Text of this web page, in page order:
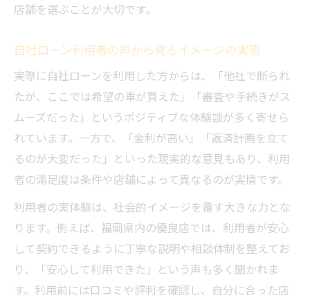
絶対通るは本当？自社ローン審査の真実
恥ずかしいと感じる心理と偏見克服のヒント
自社ローンが恥ずかしいと感じる理由を分
析
社会的偏見に負けない自社ローン活用の心
自社ローン利用の心理的負担を軽減する方
利用者体験談から学ぶ偏見克服のコツ
自社ローンは本当に恥ずかしいのか再考察
後悔しない自社ローン活用のコツを知る
自社ローン利用で後悔しないための注意点
店舗を選ぶことが大切です。
自社ローン利用者の声から見るイメージの実態
実際に自社ローンを利用した方からは、「他社で断られ
たが、ここでは希望の車が買えた」「審査や手続きがス
ムーズだった」というポジティブな体験談が多く寄せら
れています。一方で、「金利が高い」「返済計画を立て
るのが大変だった」といった現実的な意見もあり、利用
者の満足度は条件や店舗によって異なるのが実情です。
利用者の実体験は、社会的イメージを覆す大きな力とな
ります。例えば、福岡県内の優良店では、利用者が安心
して契約できるように丁寧な説明や相談体制を整えてお
り、「安心して利用できた」という声も多く聞かれま
す。利用前には口コミや評判を確認し、自分に合った店